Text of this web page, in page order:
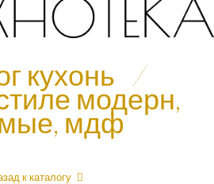
кухонь /
модерн,
мдф
к каталогу